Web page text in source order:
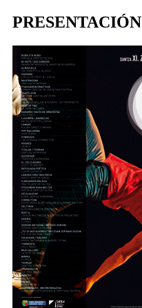
PRESENTACIÓN